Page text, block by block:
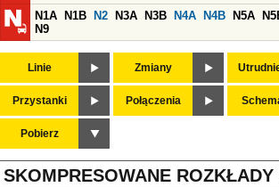
N1A
N1B N2 N3A N3B N4A N4B N5A
N9
Linie Zmiany
Przystanki Połączenia
Pobierz
SKOMPRESOWANE ROZKŁADY